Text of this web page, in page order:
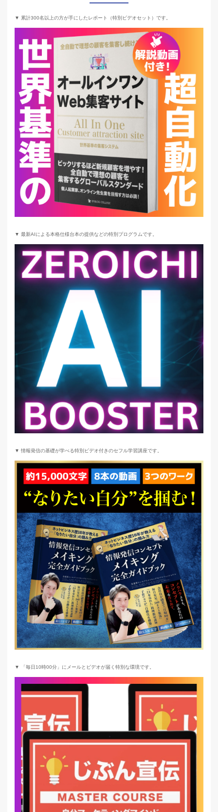
▼ 累計300名以上の方が手にしたレポート（特別ビデオセット）です。
▼ 最新AIによる本格仕様台本の提供などの特別プログラムです。
▼ 情報発信の基礎が学べる特別ビデオ付きのセフル学習講座です。
▼ 「毎日10時00分」にメールとビデオが届く特別な環境です。